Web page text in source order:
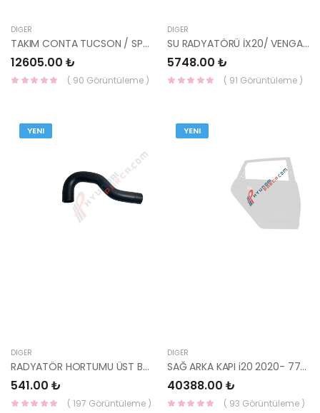
DIĞER
TAKIM CONTA TUCSON / SPORTAGE 20910-2MH01-HMC
12605.00 ₺
( 90 Görüntüleme )
DIĞER
SU RADYATÖRÜ İX20/ VENGA 25310-1P200-KALE
5748.00 ₺
( 91 Görüntüleme )
YENI
DIĞER
RADYATÖR HORTUMU ÜST BLUE/RİO 14- 1.4 KAPPA 25411-1R400-KORE
541.00 ₺
( 197 Görüntüleme )
YENI
DIĞER
SAĞ ARKA KAPI i20 2020- 77004-Q0000-MOBIS
40388.00 ₺
( 93 Görüntüleme )